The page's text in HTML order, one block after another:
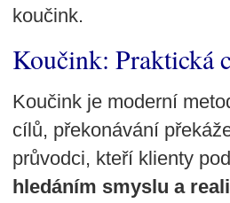
koučink.
Koučink: Praktická
Koučink je moderní
cílů, překonávání
průvodci, kteří klienty
hledáním smyslu a